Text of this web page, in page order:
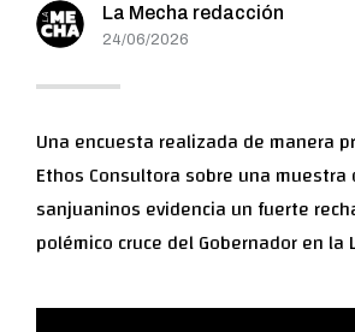
La Mecha redacción
24/06/2026
Una encuesta realizada de manera
Ethos Consultora sobre una
sanjuaninos evidencia un fuerte
polémico cruce del Gobernador en la